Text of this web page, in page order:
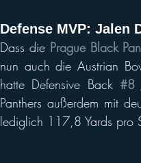
Defense MVP: Jalen
Dass die Prague Black
nun auch die Austrian
hatte Defensive Back #8
Panthers außerdem mit
lediglich 117,8 Yards pro